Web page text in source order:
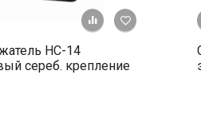
+ К В
HС-14
сереб. крепление
Быстрый просмотр